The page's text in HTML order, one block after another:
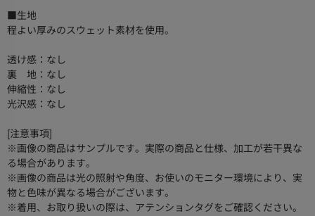
■生地
程よい厚みのスウェット素材を使用。
透け感：なし
裏 地：なし
伸縮性：なし
光沢感：なし
[注意事項]
※画像の商品はサンプルです。実際の商品と仕様、加工が若干異な
る場合があります。
※画像の商品は光の照射や角度、お使いのモニター環境により、実
物と色味が異なる場合がございます。
※着用、お取り扱いの際は、アテンションタグをご確認ください。